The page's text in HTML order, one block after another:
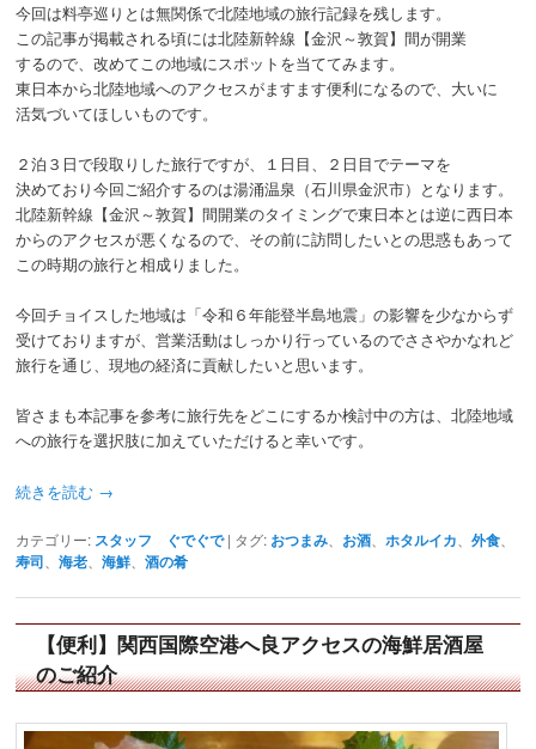
今回は料亭巡りとは無関係で北陸地域の旅行記録を残します。
この記事が掲載される頃には北陸新幹線【金沢～敦賀】間が開業
するので、改めてこの地域にスポットを当ててみます。
東日本から北陸地域へのアクセスがますます便利になるので、大いに
活気づいてほしいものです。
２泊３日で段取りした旅行ですが、１日目、２日目でテーマを
決めており今回ご紹介するのは湯涌温泉（石川県金沢市）となります。
北陸新幹線【金沢～敦賀】間開業のタイミングで東日本とは逆に西日本
からのアクセスが悪くなるので、その前に訪問したいとの思惑もあって
この時期の旅行と相成りました。
今回チョイスした地域は「令和６年能登半島地震」の影響を少なからず
受けておりますが、営業活動はしっかり行っているのでささやかなれど
旅行を通じ、現地の経済に貢献したいと思います。
皆さまも本記事を参考に旅行先をどこにするか検討中の方は、北陸地域
への旅行を選択肢に加えていただけると幸いです。
続きを読む →
カテゴリー: スタッフ ぐでぐで | タグ: おつまみ お酒 、ホタルイカ 、外食
寿司 、海老 、海鮮 、酒の肴
【便利】関西国際空港へ良アクセスの海鮮居酒屋
のご紹介